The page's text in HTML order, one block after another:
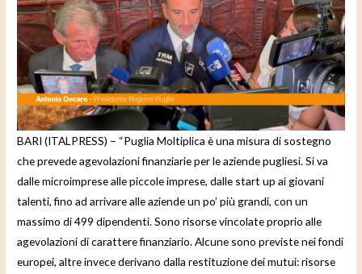
i
d
e
o
BARI (ITALPRESS) – “Puglia Moltiplica è una misura di sostegno
che prevede agevolazioni finanziarie per le aziende pugliesi. Si va
dalle microimprese alle piccole imprese, dalle start up ai giovani
talenti, fino ad arrivare alle aziende un po’ più grandi, con un
massimo di 499 dipendenti. Sono risorse vincolate proprio alle
agevolazioni di carattere finanziario. Alcune sono previste nei fondi
europei, altre invece derivano dalla restituzione dei mutui: risorse